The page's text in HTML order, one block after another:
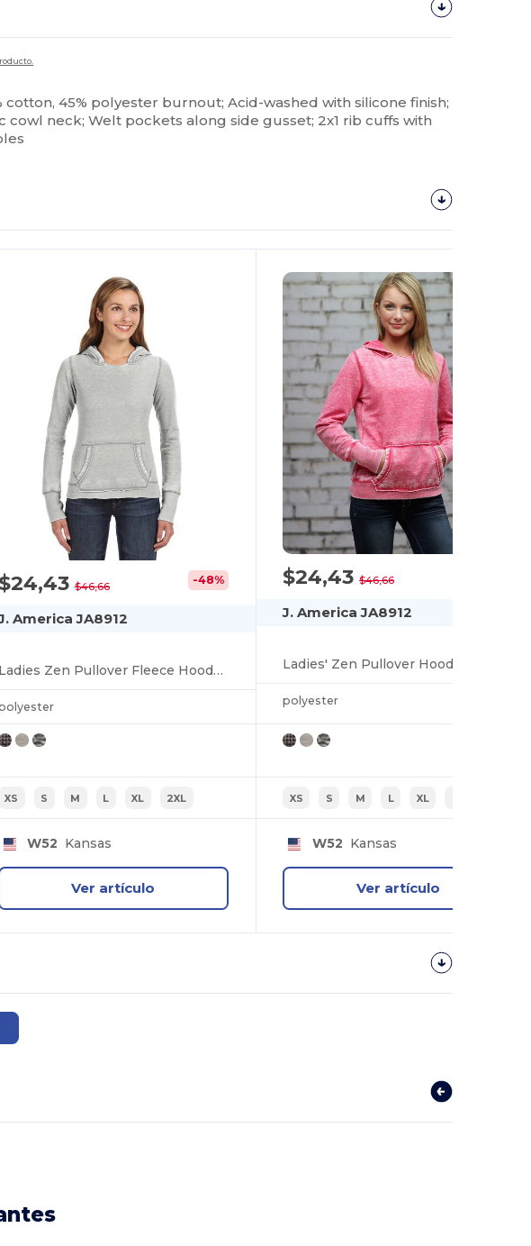
cotton, 45% polyester burnout; Acid-washed with silicone finish;
cowl neck; Welt pockets along side gusset; 2x1 rib cuffs with
$24,43$46,66 -48%
America JA8912
Ladies Zen Pullover Fleece Hooded Sweatshirt
XS S M L XL 2XL
W52 Kansas
Ver artículo
$24,43$46,66
J. America JA8912
Ladies' Zen Pullover Hood
polyester
XS S M L XL
W52 Kansas
Ver artículo